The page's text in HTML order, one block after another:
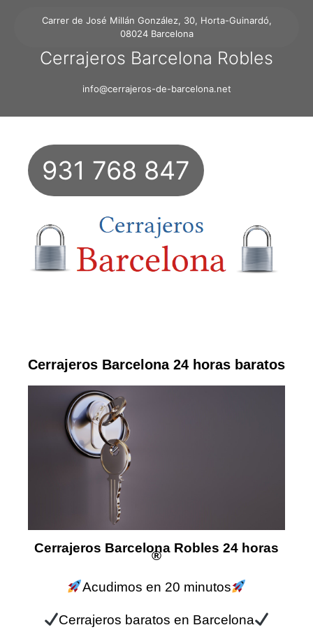
Carrer de José Millán González, 30, Horta-Guinardó,
08024 Barcelona
Cerrajeros Barcelona Robles
info@cerrajeros-de-barcelona.net
931 768 847
Cerrajeros Barcelona 24 horas baratos
Cerrajeros Barcelona Robles 24 horas
®
Acudimos en 20 minutos
Cerrajeros baratos en Barcelona